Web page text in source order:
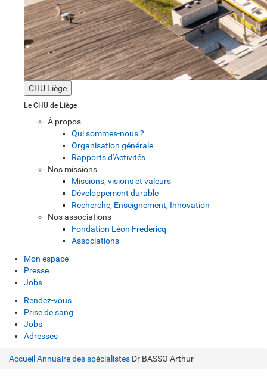
CHU Liège
Le CHU de Liège
À propos
Qui sommes-nous ?
Organisation générale
Rapports d’Activités
Nos missions
Missions, visions et valeurs
Développement durable
Recherche, Enseignement, Innovation
Nos associations
Fondation Léon Fredericq
Associations
Mon espace
Presse
Jobs
Rendez-vous
Prise de sang
Jobs
Adresses
Accueil Annuaire des spécialistes Dr BASSO Arthur